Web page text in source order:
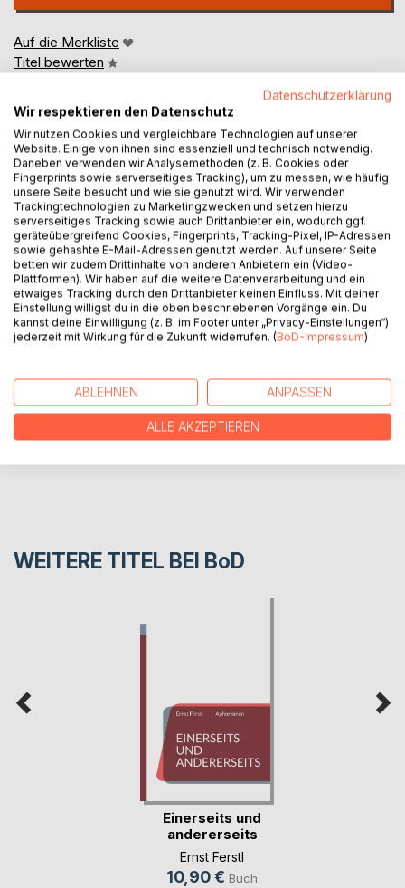
Auf die Merkliste
Titel bewerten
BESCHREIBUNG
Gedichte, Gedanken Sprüche, Lebensweisheiten - mitten
aus dem Leben heraus geschrieben, mit Herz, Hirn und
Humor.
AUTOR/IN
PRESSESTIMMEN
REZENSIONEN
WEITERE TITEL BEI BoD
Einerseits und
andererseits
Ernst Ferstl
10,90 € Buch
Datenschutzerklärung
Wir respektieren den Datenschutz
Wir nutzen Cookies und vergleichbare Technologien auf unserer
Website. Einige von ihnen sind essenziell und technisch notwendig.
Daneben verwenden wir Analysemethoden (z. B. Cookies oder
Fingerprints sowie serverseitiges Tracking), um zu messen, wie häufig
unsere Seite besucht und wie sie genutzt wird. Wir verwenden
Trackingtechnologien zu Marketingzwecken und setzen hierzu
serverseitiges Tracking sowie auch Drittanbieter ein, wodurch ggf.
geräteübergreifend Cookies, Fingerprints, Tracking-Pixel, IP-Adressen
sowie gehashte E-Mail-Adressen genutzt werden. Auf unserer Seite
betten wir zudem Drittinhalte von anderen Anbietern ein (Video-
Plattformen). Wir haben auf die weitere Datenverarbeitung und ein
etwaiges Tracking durch den Drittanbieter keinen Einfluss. Mit deiner
Einstellung willigst du in die oben beschriebenen Vorgänge ein. Du
kannst deine Einwilligung (z. B. im Footer unter „Privacy-Einstellungen“)
jederzeit mit Wirkung für die Zukunft widerrufen. (BoD-Impressum)
ABLEHNEN ANPASSEN
ALLE AKZEPTIEREN